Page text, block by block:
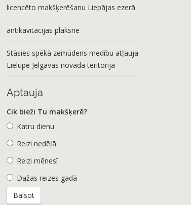
licencēto makšķerēšanu Liepājas ezerā
antikavitacijas plaksne
Stāsies spēkā zemūdens medību atļauja
Lielupē Jelgavas novada teritorijā
Aptauja
Cik bieži Tu makšķerē?
Katru dienu
Reizi nedēļā
Reizi mēnesī
Dažas reizes gadā